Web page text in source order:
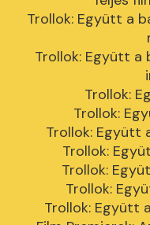
Trollok: Együtt a
Trollok: Együtt a
Trollok:
Trollok:
Trollok: Együtt
Trollok:
Trollok:
Trollok:
Trollok: Együtt